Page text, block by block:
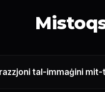
tal-immaġini